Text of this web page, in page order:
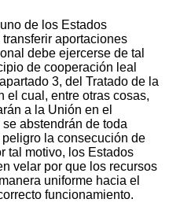
de los Estados
aportaciones
debe ejercerse de tal
de cooperación leal
3, del Tratado de la
el cual, entre otras cosas,
a la Unión en el
abstendrán de toda
la consecución de
tal motivo, los Estados
velar por que los recursos
uniforme hacia el
funcionamiento.